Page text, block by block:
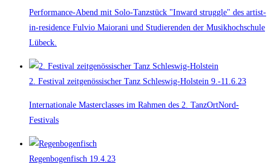
Performance-Abend mit Solo-Tanzstück "Inward struggle" des artist-
in-residence Fulvio Maiorani und Studierenden der Musikhochschule
Lübeck.
2. Festival zeitgenössischer Tanz Schleswig-Holstein 9.-11.6.23
Internationale Masterclasses im Rahmen des 2. TanzOrtNord-
Festivals
Regenbogenfisch 19.4.23